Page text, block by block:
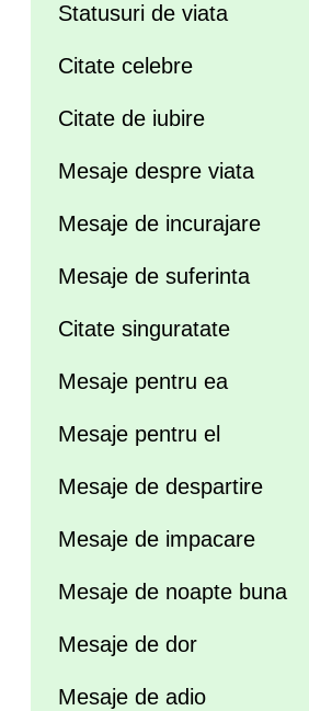
Statusuri de viata
Citate celebre
Citate de iubire
Mesaje despre viata
Mesaje de incurajare
Mesaje de suferinta
Citate singuratate
Mesaje pentru ea
Mesaje pentru el
Mesaje de despartire
Mesaje de impacare
Mesaje de noapte buna
Mesaje de dor
Mesaje de adio